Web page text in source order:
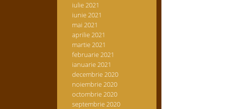
iulie 2021
iunie 2021
mai 2021
aprilie 2021
martie 2021
februarie 2021
ianuarie 2021
decembrie 2020
noiembrie 2020
octombrie 2020
septembrie 2020